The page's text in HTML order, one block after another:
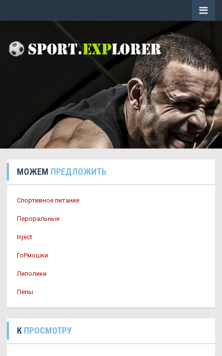
МОЖЕМ ПРЕДЛОЖИТЬ
Спортивное питание
Пероральные
Inject
ГоРмошки
Липолики
Пепы
К ПРОСМОТРУ